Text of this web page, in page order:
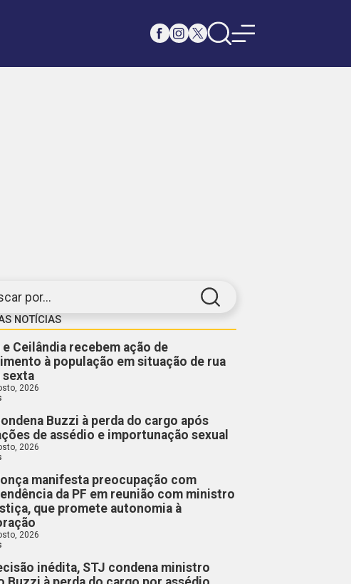
por...
NOTÍCIAS
e Ceilândia recebem ação de
à população em situação de rua
sexta
2026
Buzzi à perda do cargo após
de assédio e importunação sexual
2026
manifesta preocupação com
da PF em reunião com ministro
que promete autonomia à
2026
inédita, STJ condena ministro